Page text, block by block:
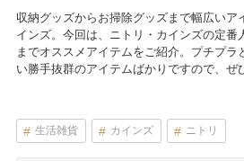
収納グッズからお掃除グッズまで幅広いア
インズ。今回は、ニトリ・カインズの定番
までオススメアイテムをご紹介。プチプラ
い勝手抜群のアイテムばかりですので、ぜ
生活雑貨 カインズ ニトリ